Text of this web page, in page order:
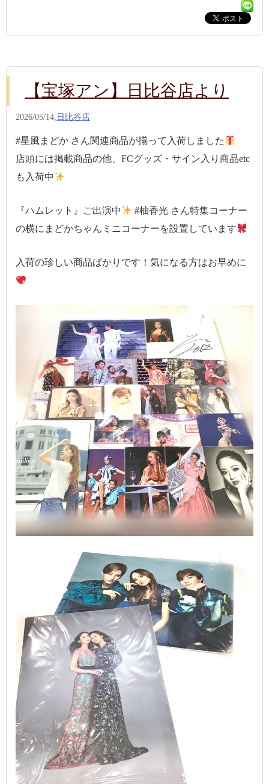
【宝塚アン】日比谷店より
2026/05/14, 日比谷店
#星風まどか さん関連商品が揃って入荷しました
店頭には掲載商品の他、FCグッズ・サイン入り商品etc
も入荷中
『ハムレット』ご出演中
#柚香光 さん特集コーナー
の横にまどかちゃんミニコーナーを設置しています
入荷の珍しい商品ばかりです！気になる方はお早めに